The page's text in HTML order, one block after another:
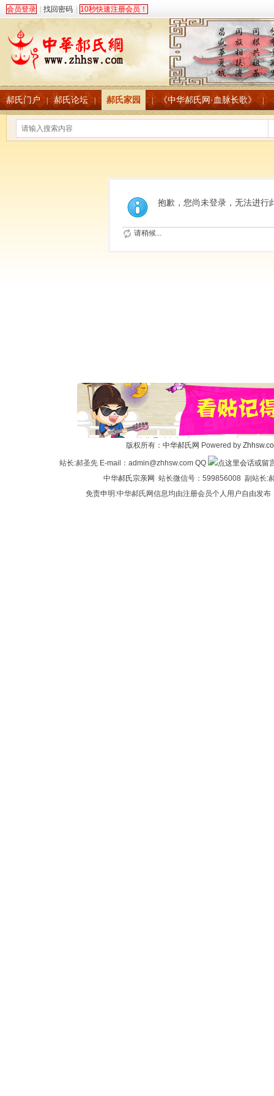
会员登录 找回密码 10秒快速注册会员！
郝氏门户 | 郝氏论坛 | 郝氏家园 《中华郝氏网·血脉长歌》
抱歉，您尚未登录，无法进行
请稍候...
版权所有： 中华郝氏网 Powered by
站长:郝圣先 E-mail：admin@zhhsw.com QQ
中华郝氏宗亲网 站长微信号：599856008 副站长:
免责申明:中华郝氏网信息均由注册会员个人用户自由发